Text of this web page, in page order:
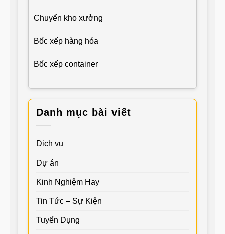
Chuyển kho xưởng
Bốc xếp hàng hóa
Bốc xếp container
Danh mục bài viết
Dịch vụ
Dự án
Kinh Nghiệm Hay
Tin Tức – Sự Kiện
Tuyển Dụng